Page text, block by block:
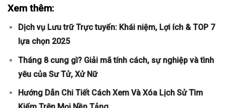
Xem thêm:
Dịch vụ Lưu trữ Trực tuyến: Khái niệm, Lợi ích & TOP 7
lựa chọn 2025
Tháng 8 cung gì? Giải mã tính cách, sự nghiệp và tình
yêu của Sư Tử, Xử Nữ
Hướng Dẫn Chi Tiết Cách Xem Và Xóa Lịch Sử Tìm